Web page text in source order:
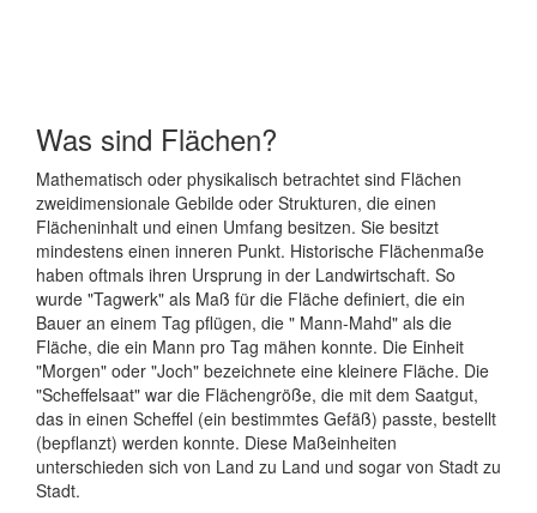
Was sind Flächen?
Mathematisch oder physikalisch betrachtet sind Flächen
zweidimensionale Gebilde oder Strukturen, die einen
Flächeninhalt und einen Umfang besitzen. Sie besitzt
mindestens einen inneren Punkt. Historische Flächenmaße
haben oftmals ihren Ursprung in der Landwirtschaft. So
wurde "Tagwerk" als Maß für die Fläche definiert, die ein
Bauer an einem Tag pflügen, die " Mann-Mahd" als die
Fläche, die ein Mann pro Tag mähen konnte. Die Einheit
"Morgen" oder "Joch" bezeichnete eine kleinere Fläche. Die
"Scheffelsaat" war die Flächengröße, die mit dem Saatgut,
das in einen Scheffel (ein bestimmtes Gefäß) passte, bestellt
(bepflanzt) werden konnte. Diese Maßeinheiten
unterschieden sich von Land zu Land und sogar von Stadt zu
Stadt.